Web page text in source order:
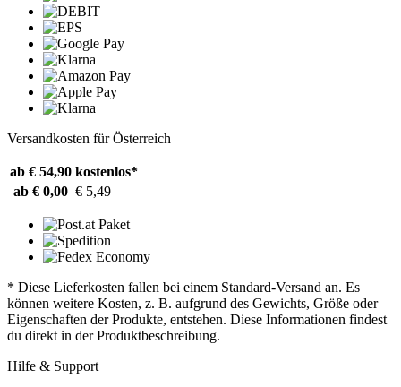
Versandkosten für Österreich
ab € 54,90 kostenlos*
ab € 0,00 € 5,49
* Diese Lieferkosten fallen bei einem Standard-Versand an. Es
können weitere Kosten, z. B. aufgrund des Gewichts, Größe oder
Eigenschaften der Produkte, entstehen. Diese Informationen findest
du direkt in der Produktbeschreibung.
Hilfe & Support